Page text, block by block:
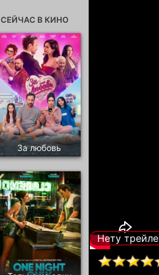
Нету
СЕЙЧАС В КИНО
За любовь